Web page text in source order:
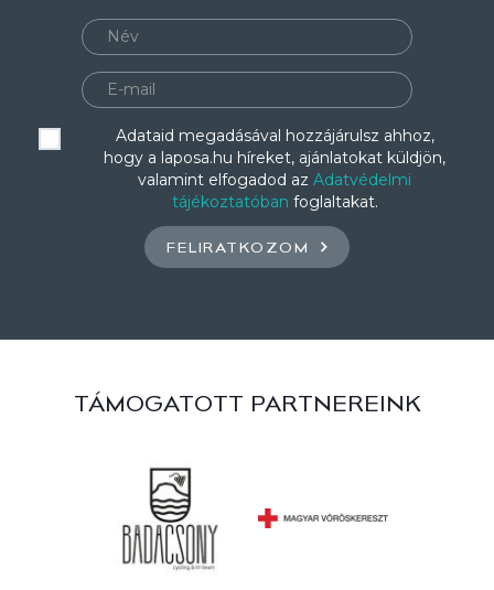
Adataid megadásával hozzájárulsz ahhoz,
hogy a laposa.hu híreket, ajánlatokat küldjön,
valamint elfogadod az Adatvédelmi
tájékoztatóban foglaltakat.
FELIRATKOZOM
TÁMOGATOTT PARTNEREINK